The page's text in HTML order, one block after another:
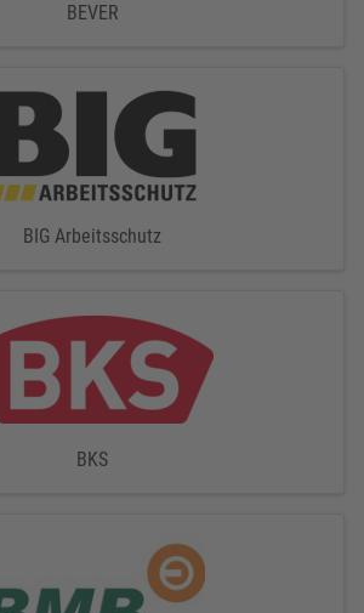
BEVER
BIG Arbeitsschutz
BKS